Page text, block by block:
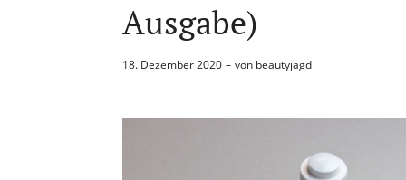
Ausgabe)
18. Dezember 2020 von beautyjagd